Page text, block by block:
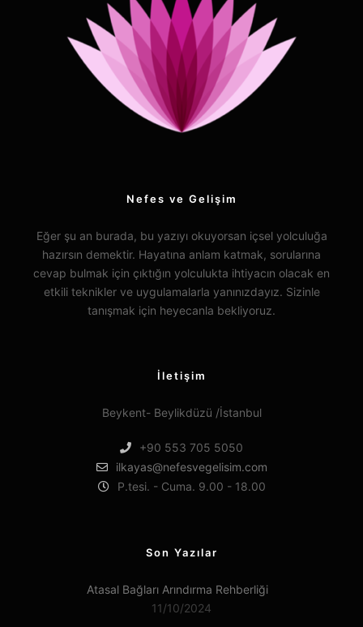
Nefes ve Gelişim
Eğer şu an burada, bu yazıyı okuyorsan içsel yolculuğa
hazırsın demektir. Hayatına anlam katmak, sorularına
cevap bulmak için çıktığın yolculukta ihtiyacın olacak en
etkili teknikler ve uygulamalarla yanınızdayız. Sizinle
tanışmak için heyecanla bekliyoruz.
İletişim
Beykent- Beylikdüzü /İstanbul
+90 553 705 5050
ilkayas@nefesvegelisim.com
P.tesi. - Cuma. 9.00 - 18.00
Son Yazılar
Atasal Bağları Arındırma Rehberliği
11/10/2024